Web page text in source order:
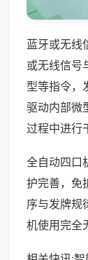
蓝牙或无线
或无线信号
型等指令，
驱动内部微
过程中进行
全自动四口
护完善，免
序与发牌规
机使用完全